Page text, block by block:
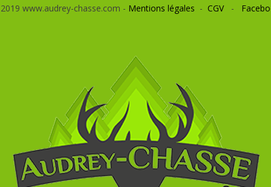
www.audrey-chasse.com - Mentions légales - CGV-